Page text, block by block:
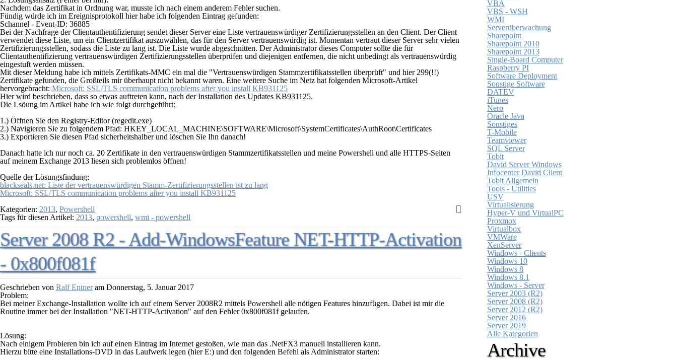
Nachdem das Zertifikat in Ordnung war, musste ich nach einem anderem Fehler suchen.
Fündig würde ich im Ereignisprotokoll hier habe ich folgenden Eintrag gefunden:
Schannel - Event-ID: 36885
Bei der Nachfrage der Clientauthentifizierung sendet dieser Server eine Liste vertrauenswürdiger Zertifizierungsstellen an den Client. Der Client
verwendet diese Liste, um ein Clientzertifikat auszuwählen, das für den Server vertrauenswürdig ist. Momentan vertraut dieser Server sehr vielen
Zertifizierungsstellen, sodass die Liste zu lang ist. Die Liste wurde abgeschnitten. Der Administrator dieses Computer sollte die für
Clientauthentifizierung vertrauenswürdigen Zertifizierungsstellen überprüfen und diejenigen entfernen, die nicht unbedingt als vertrauenswürdig
eingestuft werden müssen.
Mit dieser Meldung habe ich mittels Zertifikats-MMC ein mal die "Vertrauenswürdigen Stammzertifikatsstellen überprüft" und hier 299(!!)
Zertifikate gefunden, die Großteils mir überhaupt nicht bekannt waren. Eine weitere Suche im Netz hat folgenden Microsoft-Artikel
hervorgebracht: Microsoft: SSL/TLS communication problems after you install KB931125
Hier wird beschrieben, dass so etwas auftreten kann, nach der Installation des Updates KB931125.
Die Lsöung im Artikel habe ich wie folgt durchgeführt:
1.) Öffnen Sie den Registry-Editor (regedit.exe)
2.) Navigieren Sie zu folgendem Pfad: HKEY_LOCAL_MACHINE\SOFTWARE\Microsoft\SystemCertificates\AuthRoot\Certificates
3.) Exportieren Sie diesen Pfad sicherheitshalber und löschen Sie Ihn danach!
Danach hatte ich nur noch ca. 20 Zertifikate in den vertrauenswürdigen Stammzertifikatsstellen und meine Powershell und alle HTTPS-Seiten
auf meinem Exchange 2013 liesen sich problemlos öffnen!
Quelle der Lösungsfindung:
blackseals.net: Liste der vertrauenswürdigen Stamm-Zertifizierungsstellen ist zu lang
Microsoft: SSL/TLS communication problems after you install KB931125
Kategorien: 2013, Powershell
Tags für diesen Artikel: 2013, powershell, wmi - powershell
Server 2008 R2 - Add-WindowsFeature NET-HTTP-Activation
- 0x800f081f
Geschrieben von Ralf Entneram Donnerstag, 5. Januar 2017
Problem:
Bei meiner Exchange-Installation wollte ich auf einem Server 2008R2 mittels Powershell alle nötigen Features hinzufügen. Dabei ist mir die
Routine immer bei der Installation "NET-HTTP-Activation" auf den Fehler 0x800f081f gelaufen.
Lösung:
Nach einigem Probieren bin ich auf einen Eintrag im Internet gestoßen, wie man das .NetFX3 manuell installieren kann.
Hierzu bitte eine Installations-DVD in das Laufwerk legen (hier E:) und den folgenden Befehl als Administrator starten:
VBA
VBS - WSH
WMI
Serverüberwachung
Sharepoint
Sharepoint 2010
Sharepoint 2013
Single-Board Computer
Raspberry PI
Software Deployment
Sonstige Software
DATEV
iTunes
Nero
Oracle Java
Sonstiges
T-Mobile
Teamviewer
SQL Server
Tobit
David Server Windows
Infocenter David Client
Tobit Allgemein
Tools - Utilities
USV
Virtualisierung
Hyper-V und VirtualPC
Proxmox
Virtualbox
VMWare
XenServer
Windows - Clients
Windows 10
Windows 8
Windows 8.1
Windows - Server
Server 2003 (R2)
Server 2008 (R2)
Server 2012 (R2)
Server 2016
Server 2019
Alle Kategorien
Archive